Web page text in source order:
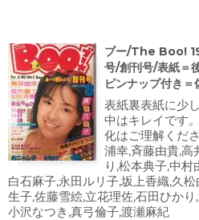
ブー/The Boo!
号/創刊号/表紙＝
ピンナップ付き
表紙裏表紙に少
中はキレイです
化はご理解くだ
浦幸,斉藤由貴,高
り,松本典子,中
白石麻子,永田ルリ子,坂上香織,久
生子,佐藤雪絵,立花理佐,石田ひか
小沢なつき,真弓倫子,渡瀬麻紀